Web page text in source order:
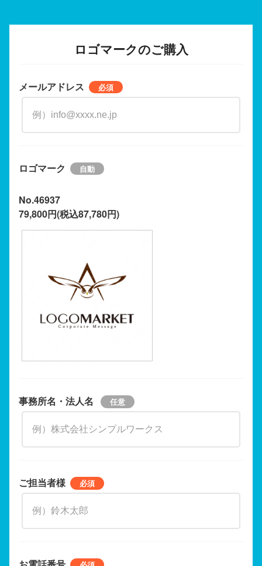
ロゴマークのご購入
メールアドレス
ロゴマーク
No.46937
79,800円(税込87,780円)
事務所名・法人名
ご担当者様